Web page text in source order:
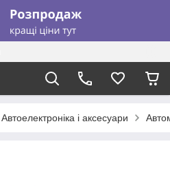
Автоелектроніка і аксесуари